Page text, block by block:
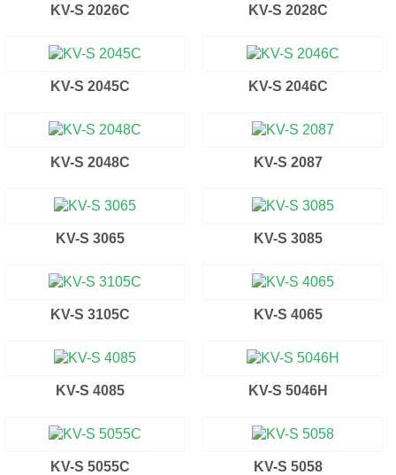
KV-S 2026C KV-S 2028C
KV-S 2045C KV-S 2046C
KV-S 2048C KV-S 2087
KV-S 3065 KV-S 3085
KV-S 3105C KV-S 4065
KV-S 4085 KV-S 5046H
KV-S 5055C KV-S 5058